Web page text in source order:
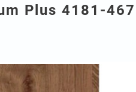
Plus 4181-